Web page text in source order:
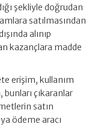
şekliyle doğrudan
satılmasından
alınıp
kazançlara madde
erişim, kullanım
çıkaranlar
satın
ödeme aracı